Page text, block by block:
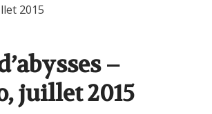
2015
–
juillet 2015